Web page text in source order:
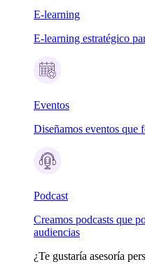
E-learning
E-learning estratégico
Eventos
Diseñamos eventos que
Podcast
Creamos podcasts que
audiencias
¿Te gustaría asesoría